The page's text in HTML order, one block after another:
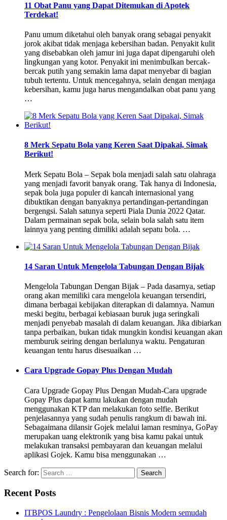
11 Obat Panu yang Dapat Ditemukan di Apotek
Terdekat!
Panu umum diketahui oleh banyak orang sebagai penyakit
jorok akibat tidak menjaga kebersihan badan. Penyakit kulit
yang disebabkan oleh jamur ini juga dapat dipengaruhi oleh
lingkungan yang kotor. Penyakit ini menimbulkan bercak-
bercak putih yang semakin lama dapat menyebar di bagian
tubuh tertentu. Untuk mencegahnya, selain dengan menjaga
kebersihan, kamu juga harus mengandalkan obat panu yang
…
8 Merk Sepatu Bola yang Keren Saat Dipakai, Simak
Berikut!
Merk Sepatu Bola – Sepak bola menjadi salah satu olahraga
yang menjadi favorit banyak orang. Tak hanya di Indonesia,
sepak bola juga populer di kancah internasional yang
dibuktikan dengan banyaknya pertandingan-pertandingan
bergengsi. Salah satunya seperti Piala Dunia 2022 Qatar.
Dalam permainan sepak bola, selain bola salah satu item
lainnya yang penting dimiliki adalah sepatu bola. …
14 Saran Untuk Mengelola Tabungan Dengan Bijak
Mengelola Tabungan Dengan Bijak – Pada dasarnya, setiap
orang akan memiliki cara mengelola keuangan tersendiri,
dimana berbagai kebijakan diterapkan di dalamnya. Namun
meski begitu, berbagai kebiasaan buruk juga seringkali
menjadi penyebab masalah di dalam keuangan. Jika dibiarkan
tanpa perbaikan, bukan tidak mungkin kondisi keuangan akan
memburuk seiring dengan berlalunya waktu. Pengaturan
keuangan tentu harus disesuaikan …
Cara Upgrade Gopay Plus Dengan Mudah
Cara Upgrade Gopay Plus Dengan Mudah-Cara upgrade
Gopay Plus dapat kamu lakukan dengan mudah
menggunakan KTP dan melakukan foto selfie. Berikut
penjelasannya yang sudah penulis rangkum di bawah ini.
Sebagaimana dilansir Gojek melalui laman resminya, GoPay
merupakan uang elektronik yang bisa kamu pakai untuk
melakukan transaksi pembayaran dan keuangan melalui
aplikasi Gojek. Kamu bisa menggunakan …
Search for:
Recent Posts
ITBPOS Laundry : Pengelolaan Bisnis Modern semudah